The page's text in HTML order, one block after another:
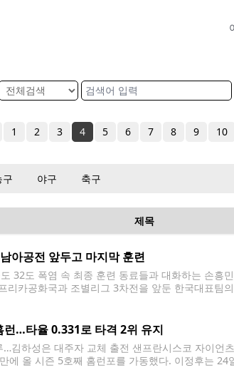
1 2 3 4 5 6 7 8 9 10
구 야구 축구
제목
아공전 앞두고 마지막 훈련
32도 폭염 속 최종 훈련 동료들과 대화하는 손흥
리카공화국과 조별리그 3차전을 앞둔 한국대표팀
…타율 0.331로 타격 2위 유지
김하성은 대주자 교체 출전 샌프란시스코 자이언
에 올 시즌 5호째 홈런포를 가동했다. 이정후는 24